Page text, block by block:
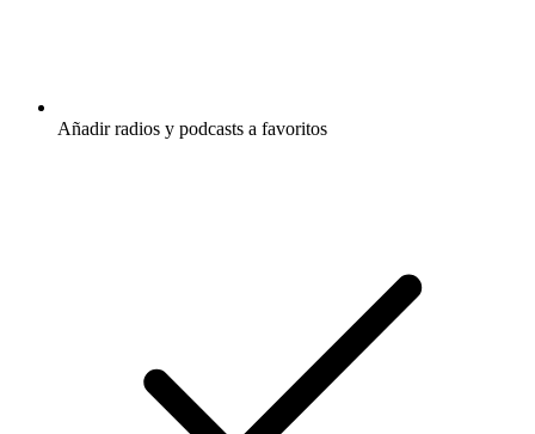
Añadir radios y podcasts a favoritos